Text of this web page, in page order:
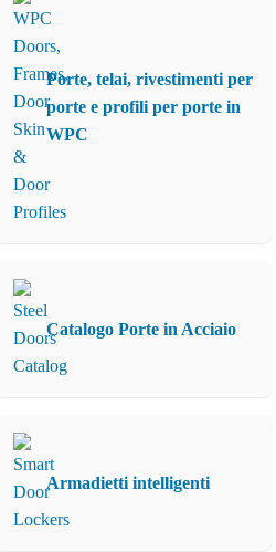
Porte, telai, rivestimenti per
porte e profili per porte in
WPC
Catalogo Porte in Acciaio
Armadietti intelligenti